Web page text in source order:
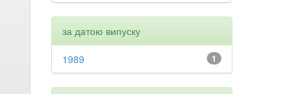
за датою випуску
1
1989